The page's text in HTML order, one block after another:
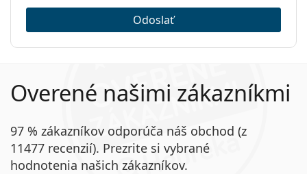
Odoslať
Overené našimi zákazníkmi
97 % zákazníkov odporúča náš obchod (z
11477 recenzií). Prezrite si vybrané
hodnotenia našich zákazníkov.